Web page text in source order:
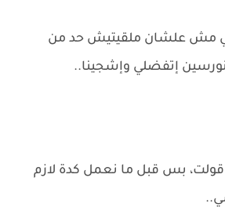
مش علشان ملقيتيش حد من
إتفضلي وإشجينا..
بس قبل ما نعمل كدة لازم